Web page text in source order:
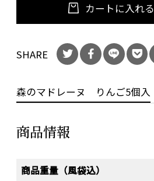
カートに入れる
SHARE
森のマドレーヌ りんご5個入
商品情報
商品重量（風袋込）